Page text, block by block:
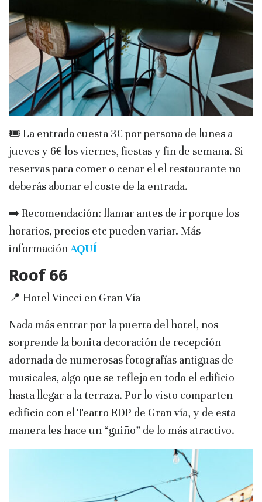
🎟️ La entrada cuesta 3€ por persona de lunes a
jueves y 6€ los viernes, fiestas y fin de semana. Si
reservas para comer o cenar el el restaurante no
deberás abonar el coste de la entrada.
➡️ Recomendación: llamar antes de ir porque los
horarios, precios etc pueden variar. Más
informaciónAQUÍ
Roof 66
📍 Hotel Vincci en Gran Vía
Nada más entrar por la puerta del hotel, nos
sorprende la bonita decoración de recepción
adornada de numerosas fotografías antiguas de
musicales, algo que se refleja en todo el edificio
hasta llegar a la terraza. Por lo visto comparten
edificio con el Teatro EDP de Gran vía, y de esta
manera les hace un “guiño” de lo más atractivo.